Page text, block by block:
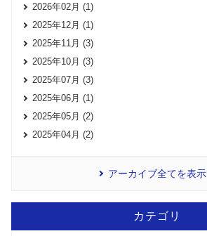
2026年02月 (1)
2025年12月 (1)
2025年11月 (3)
2025年10月 (3)
2025年07月 (3)
2025年06月 (1)
2025年05月 (2)
2025年04月 (2)
アーカイブ全てを表示
カテゴリ